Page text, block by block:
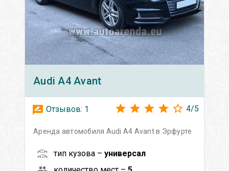
Audi A4 Avant
Отзывов: 1 4/5
Аренда автомобиля Audi A4 Avant в Эрфурте
тип кузова – универсал